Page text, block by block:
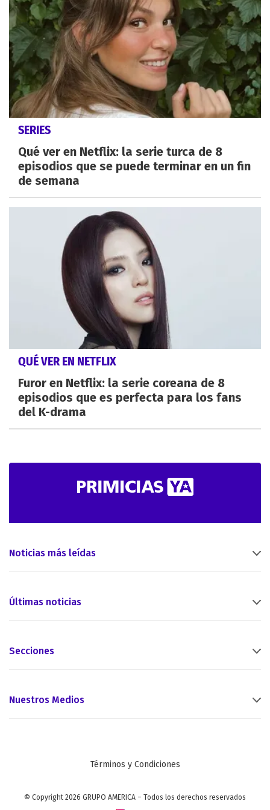
SERIES
Qué ver en Netflix: la serie turca de 8
episodios que se puede terminar en un fin
de semana
QUÉ VER EN NETFLIX
Furor en Netflix: la serie coreana de 8
episodios que es perfecta para los fans
del K-drama
Noticias más leídas
Últimas noticias
Secciones
Nuestros Medios
Términos y Condiciones
© Copyright 2026 GRUPO AMERICA – Todos los derechos reservados